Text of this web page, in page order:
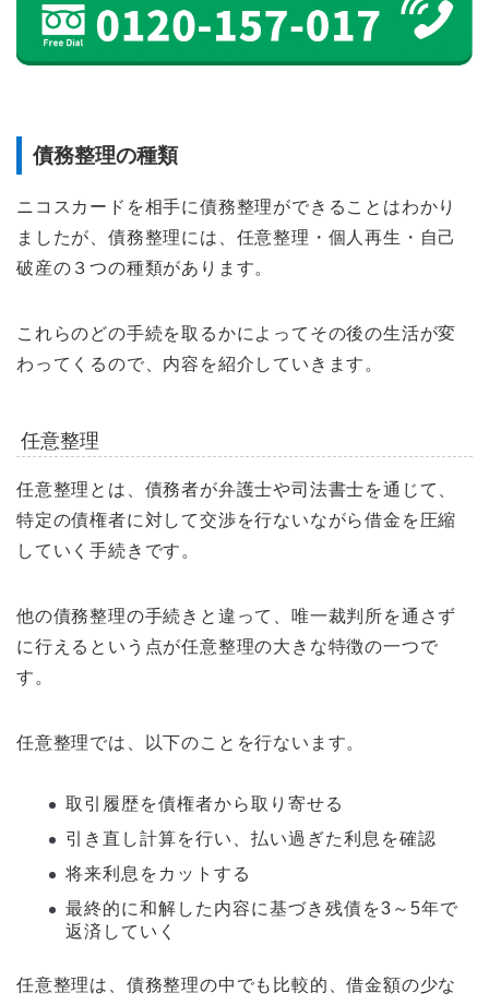
債務整理の種類
ニコスカードを相手に債務整理ができることはわかり
ましたが、債務整理には、任意整理・個人再生・自己
破産の３つの種類があります。
これらのどの手続を取るかによってその後の生活が変
わってくるので、内容を紹介していきます。
任意整理
任意整理とは、債務者が弁護士や司法書士を通じて、
特定の債権者に対して交渉を行ないながら借金を圧縮
していく手続きです。
他の債務整理の手続きと違って、唯一裁判所を通さず
に行えるという点が任意整理の大きな特徴の一つで
す。
任意整理では、以下のことを行ないます。
取引履歴を債権者から取り寄せる
引き直し計算を行い、払い過ぎた利息を確認
将来利息をカットする
最終的に和解した内容に基づき残債を3～5年で
返済していく
任意整理は、債務整理の中でも比較的、借金額の少な